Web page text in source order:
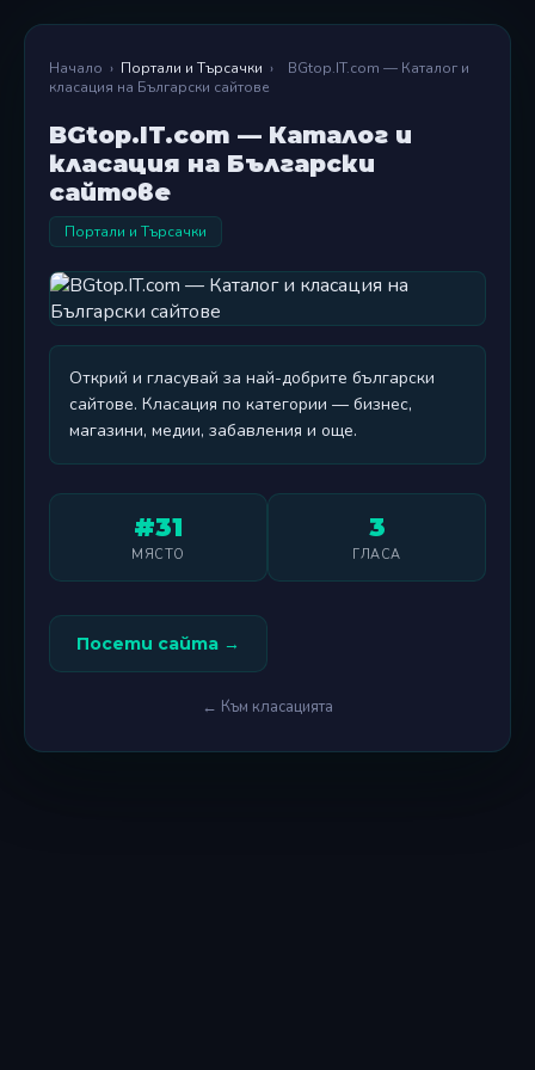
Начало › Портали и Търсачки ›
BGtop.IT.com — Каталог и
класация на Български сайтове
BGtop.IT.com — Каталог и
класация на Български
сайтове
Портали и Търсачки
Открий и гласувай за най-добрите български
сайтове. Класация по категории — бизнес,
магазини, медии, забавления и още.
#31
МЯСТО
3
ГЛАСА
Посети сайта →
← Към класацията